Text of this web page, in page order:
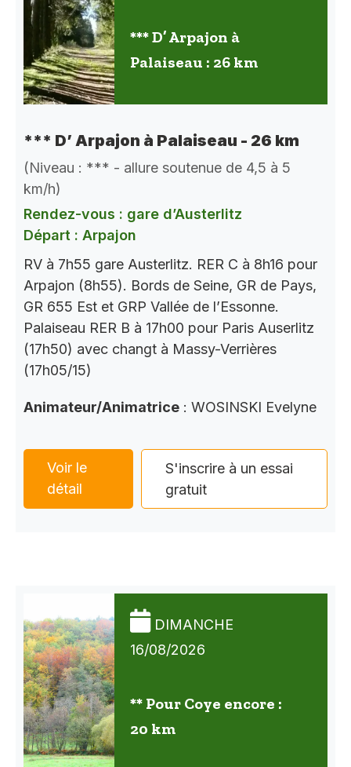
*** D’ Arpajon à
Palaiseau : 26 km
*** D’ Arpajon à Palaiseau - 26 km
(Niveau : *** - allure soutenue de 4,5 à 5
km/h)
Rendez-vous : gare d’Austerlitz
Départ : Arpajon
RV à 7h55 gare Austerlitz. RER C à 8h16 pour
Arpajon (8h55). Bords de Seine, GR de Pays,
GR 655 Est et GRP Vallée de l’Essonne.
Palaiseau RER B à 17h00 pour Paris Auserlitz
(17h50) avec changt à Massy-Verrières
(17h05/15)
Animateur/Animatrice : WOSINSKI Evelyne
Voir le
détail
S'inscrire à un essai
gratuit
DIMANCHE
16/08/2026
** Pour Coye encore :
20 km